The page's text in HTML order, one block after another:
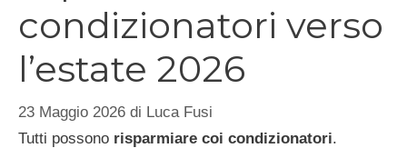
condizionatori verso
l’estate 2026
23 Maggio 2026 di Luca Fusi
Tutti possono risparmiare coi condizionatori.